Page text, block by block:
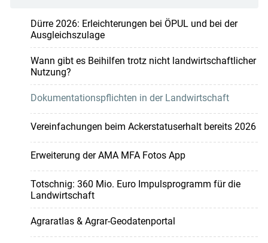
Dürre 2026: Erleichterungen bei ÖPUL und bei der
Ausgleichszulage
Wann gibt es Beihilfen trotz nicht landwirtschaftlicher
Nutzung?
Dokumentationspflichten in der Landwirtschaft
Vereinfachungen beim Ackerstatuserhalt bereits 2026
Erweiterung der AMA MFA Fotos App
Totschnig: 360 Mio. Euro Impulsprogramm für die
Landwirtschaft
Agraratlas & Agrar-Geodatenportal